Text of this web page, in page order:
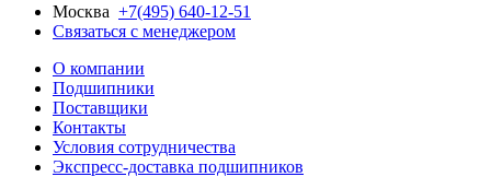
Москва +7(495) 640-12-51
Связаться с менеджером
О компании
Подшипники
Поставщики
Контакты
Условия сотрудничества
Экспресс-доставка подшипников